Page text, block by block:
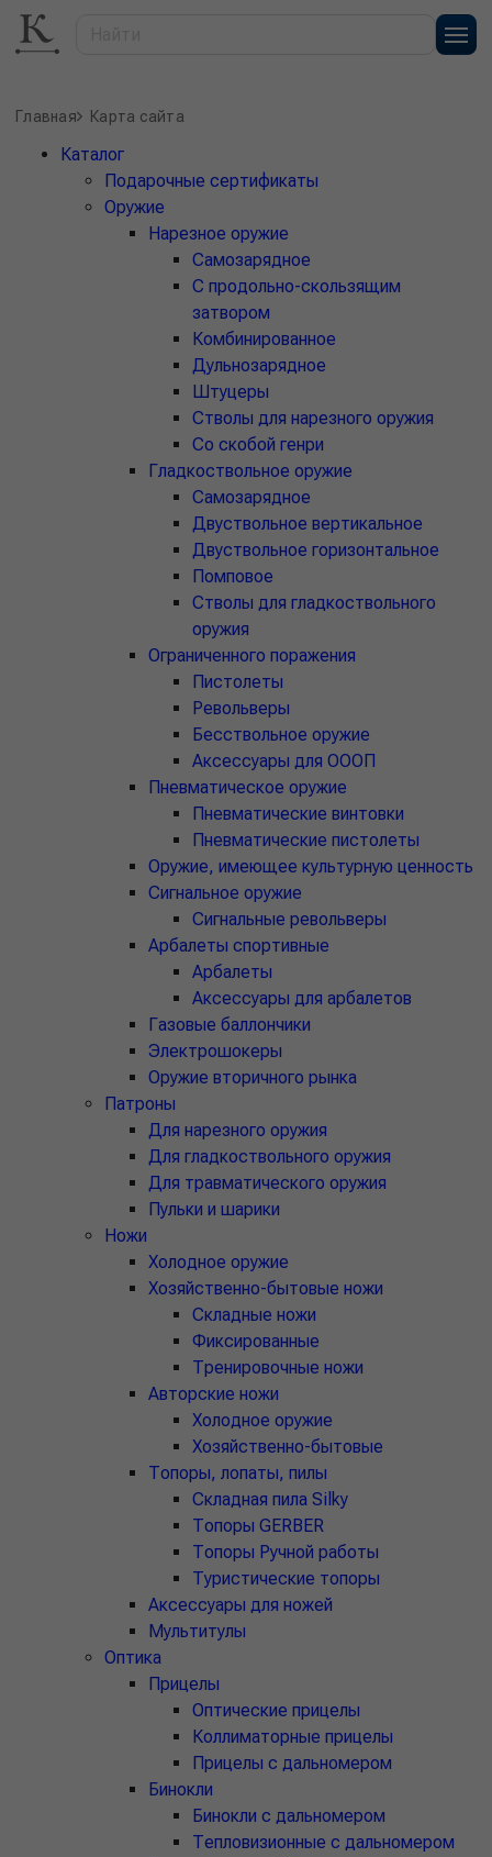
Главная Карта сайта
Каталог
Подарочные сертификаты
Оружие
Нарезное оружие
Самозарядное
С продольно-скользящим
затвором
Комбинированное
Дульнозарядное
Штуцеры
Стволы для нарезного оружия
Со скобой генри
Гладкоствольное оружие
Самозарядное
Двуствольное вертикальное
Двуствольное горизонтальное
Помповое
Стволы для гладкоствольного
оружия
Ограниченного поражения
Пистолеты
Револьверы
Бесствольное оружие
Аксессуары для ОООП
Пневматическое оружие
Пневматические винтовки
Пневматические пистолеты
Оружие, имеющее культурную ценность
Сигнальное оружие
Сигнальные револьверы
Арбалеты спортивные
Арбалеты
Аксессуары для арбалетов
Газовые баллончики
Электрошокеры
Оружие вторичного рынка
Патроны
Для нарезного оружия
Для гладкоствольного оружия
Для травматического оружия
Пульки и шарики
Ножи
Холодное оружие
Хозяйственно-бытовые ножи
Складные ножи
Фиксированные
Тренировочные ножи
Авторские ножи
Холодное оружие
Хозяйственно-бытовые
Топоры, лопаты, пилы
Складная пила Silky
Топоры GERBER
Топоры Ручной работы
Туристические топоры
Аксессуары для ножей
Мультитулы
Оптика
Прицелы
Оптические прицелы
Коллиматорные прицелы
Прицелы с дальномером
Бинокли
Бинокли с дальномером
Тепловизионные с дальномером